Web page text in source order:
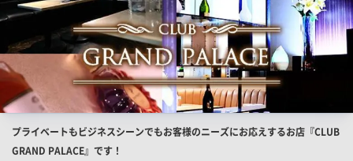
店
舗
プライベートもビジネスシーンでもお客様のニーズにお応えするお店『CLUB
GRAND PALACE』です！